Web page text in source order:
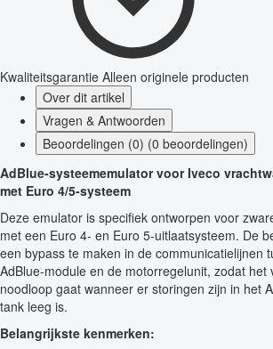
Kwaliteitsgarantie Alleen originele producten
Over dit artikel
Vragen & Antwoorden
Beoordelingen (0) (0 beoordelingen)
AdBlue-systeememulator voor Iveco
met Euro 4/5-systeem
Deze emulator is specifiek ontworpen voor
met een Euro 4- en Euro 5-uitlaatsysteem. De
een bypass te maken in de communicatielijnen
AdBlue-module en de motorregelunit, zodat het
noodloop gaat wanneer er storingen zijn in het
tank leeg is.
Belangrijkste kenmerken: